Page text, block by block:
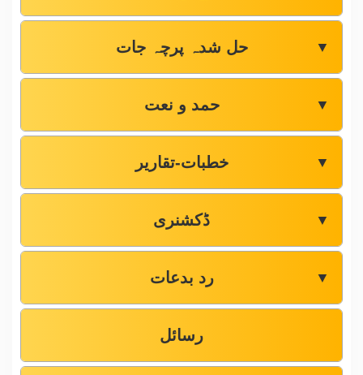
حل شدہ پرچہ جات ▼
حمد و نعت ▼
خطبات-تقاریر ▼
ڈکشنری ▼
رد بدعات ▼
رسائل